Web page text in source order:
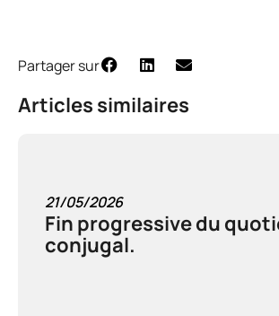
Partager sur
Articles similaires
21/05/2026
Fin progressive du
conjugal.